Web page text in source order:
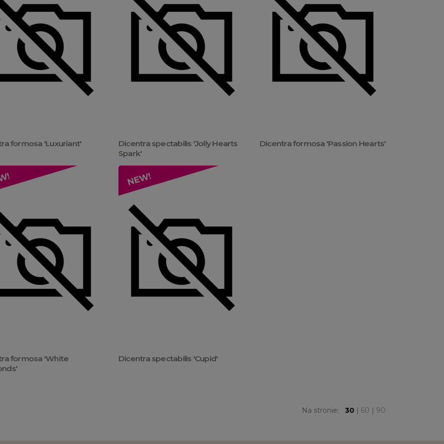
formosa 'Luxuriant'
Dicentra spectabilis 'Jolly Hearts
Spark'
Dicentra formosa 'Passion Hearts'
formosa 'White
Dicentra spectabilis 'Cupid'
Na stronie: 30 60 90